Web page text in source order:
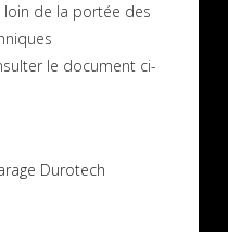
de la portée des
le document ci-
Durotech